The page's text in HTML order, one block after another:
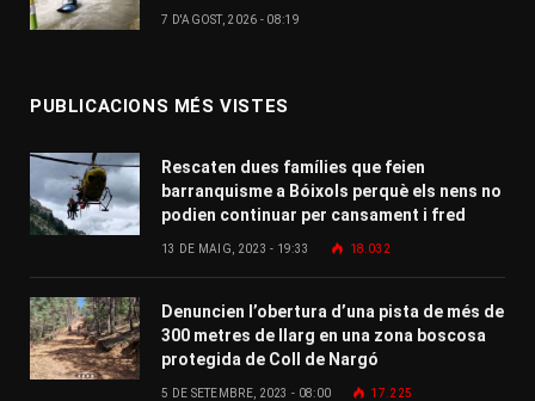
7 D'AGOST, 2026 - 08:19
PUBLICACIONS MÉS VISTES
Rescaten dues famílies que feien
barranquisme a Bóixols perquè els nens no
podien continuar per cansament i fred
13 DE MAIG, 2023 - 19:33 18.032
Denuncien l’obertura d’una pista de més de
300 metres de llarg en una zona boscosa
protegida de Coll de Nargó
5 DE SETEMBRE, 2023 - 08:00 17.225